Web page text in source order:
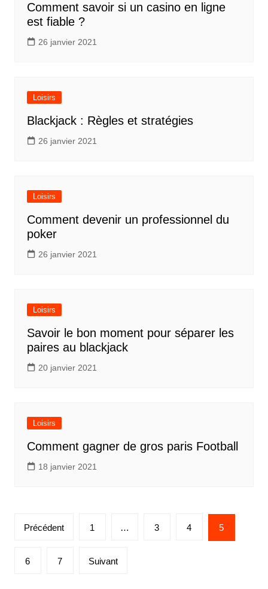
Comment savoir si un casino en ligne
est fiable ?
26 janvier 2021
Loisirs
Blackjack : Règles et stratégies
26 janvier 2021
Loisirs
Comment devenir un professionnel du
poker
26 janvier 2021
Loisirs
Savoir le bon moment pour séparer les
paires au blackjack
20 janvier 2021
Loisirs
Comment gagner de gros paris Football
18 janvier 2021
Pagination
publications
Précédent 1 … 3 4 5
6 7 Suivant